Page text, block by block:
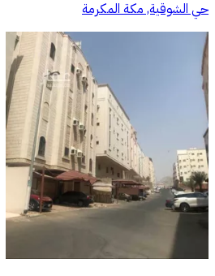
حي الشوقية, مكة المكرمة